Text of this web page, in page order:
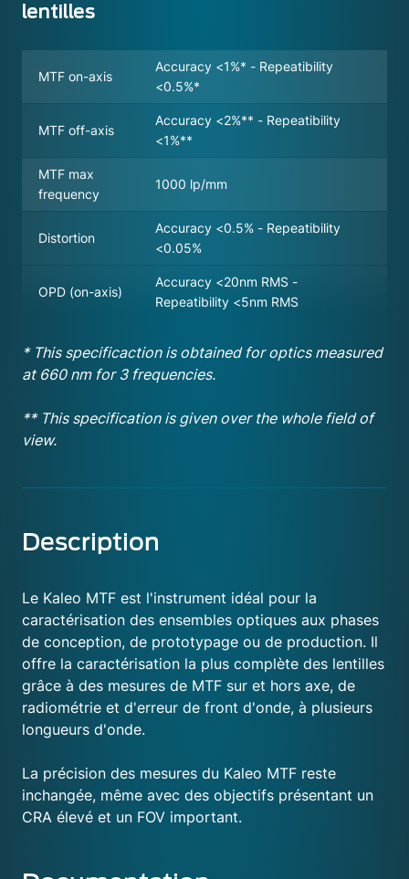
lentilles
MTF on-axis
Accuracy <1%* - Repeatibility
<0.5%*
MTF off-axis
Accuracy <2%** - Repeatibility
<1%**
MTF max
frequency
1000 lp/mm
Distortion
Accuracy <0.5% - Repeatibility
<0.05%
OPD (on-axis)
Accuracy <20nm RMS -
Repeatibility <5nm RMS
* This specificaction is obtained for optics measured
at 660 nm for 3 frequencies.
** This specification is given over the whole field of
view.
Description
Le Kaleo MTF est l'instrument idéal pour la
caractérisation des ensembles optiques aux phases
de conception, de prototypage ou de production. Il
offre la caractérisation la plus complète des lentilles
grâce à des mesures de MTF sur et hors axe, de
radiométrie et d'erreur de front d'onde, à plusieurs
longueurs d'onde.
La précision des mesures du Kaleo MTF reste
inchangée, même avec des objectifs présentant un
CRA élevé et un FOV important.